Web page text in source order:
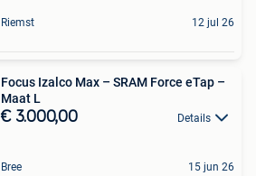
Riemst 12 jul 26
Focus Izalco Max – SRAM Force eTap –
Maat L
€ 3.000,00 Details
Bree 15 jun 26